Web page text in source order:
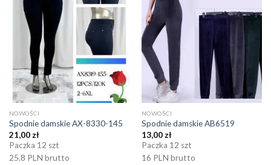
NOWOŚCI
Spodnie damskie AX-8330-145
21,00 zł
Paczka 12 szt
25.8 PLN brutto
NOWOŚCI
Spodnie damskie AB6519
13,00 zł
Paczka 12 szt
16 PLN brutto